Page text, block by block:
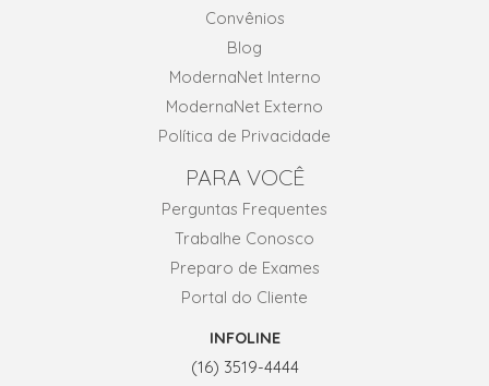
Convênios
Blog
ModernaNet Interno
ModernaNet Externo
Política de Privacidade
PARA VOCÊ
Perguntas Frequentes
Trabalhe Conosco
Preparo de Exames
Portal do Cliente
INFOLINE
(16) 3519-4444